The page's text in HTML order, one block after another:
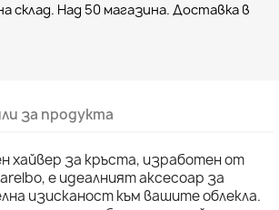
склад. Над 50 магазина. Доставка в
за продукта
хайвер за кръста, изработен от
е идеалният аксесоар за
изисканост към вашите облекла.